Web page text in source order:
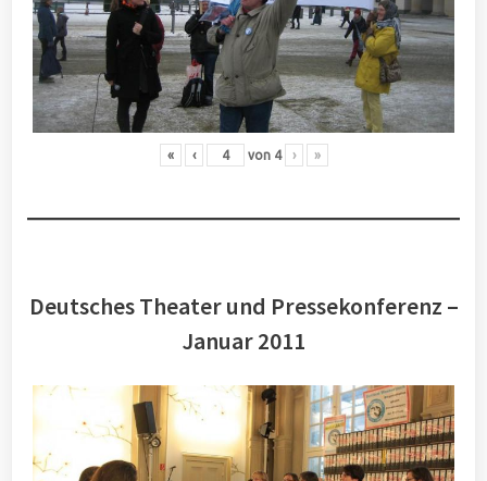
« ‹ von 4 › »
Deutsches Theater und Pressekonferenz –
Januar 2011